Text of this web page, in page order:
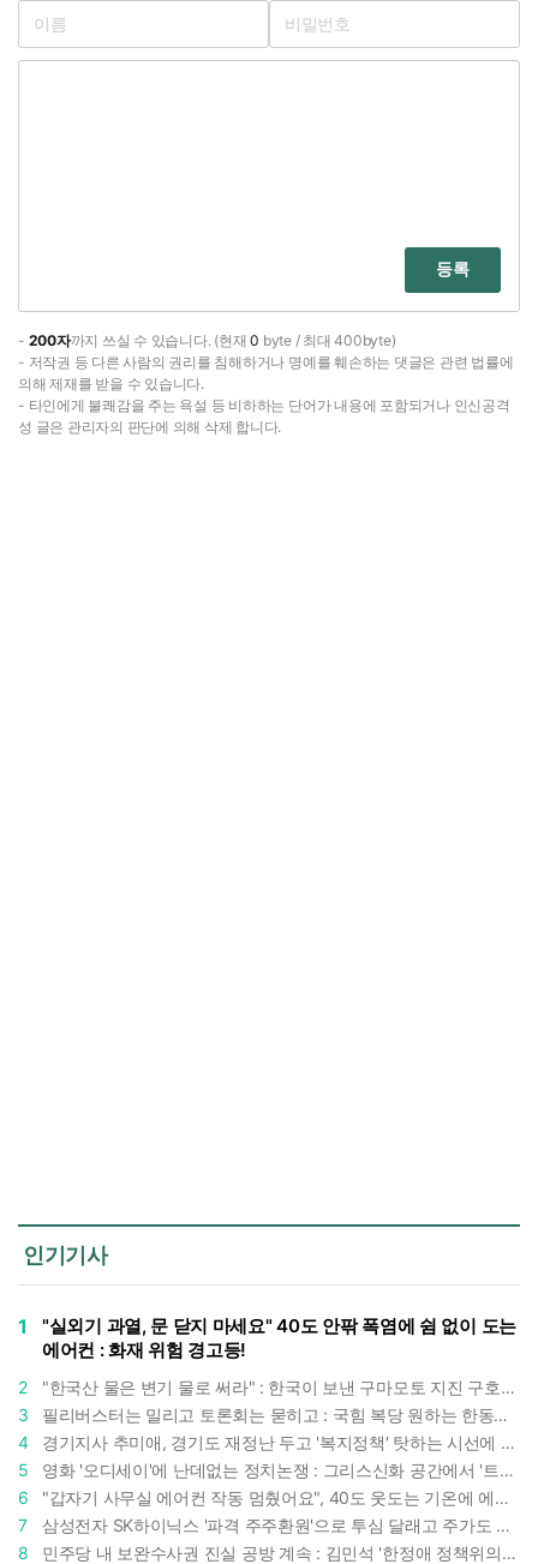
등록
- 200자까지 쓰실 수 있습니다. (현재0 byte / 최대 400byte)
- 저작권 등 다른 사람의 권리를 침해하거나 명예를 훼손하는 댓글은 관련 법률에
의해 제재를 받을 수 있습니다.
- 타인에게 불쾌감을 주는 욕설 등 비하하는 단어가 내용에 포함되거나 인신공격
성 글은 관리자의 판단에 의해 삭제 합니다.
인기기사
1
"실외기 과열, 문 닫지 마세요" 40도 안팎 폭염에 쉼 없이 도는
에어컨 : 화재 위험 경고등!
2
"한국산 물은 변기 물로 써라" : 한국이 보낸 구마모토 지진 구호품에 한 일본인의 '어처구니 없는' 반응
3
필리버스터는 밀리고 토론회는 묻히고 : 국힘 복당 원하는 한동훈, '검사 정치'의 한계만 드러내나
4
경기지사 추미애, 경기도 재정난 두고 '복지정책' 탓하는 시선에 정면 반박 : "고령자와 아이 인구 급증"
5
영화 '오디세이'에 난데없는 정치논쟁 : 그리스신화 공간에서 '트럼프 전쟁의 참혹함'이 보인다
6
"갑자기 사무실 에어컨 작동 멈췄어요", 40도 웃도는 기온에 에어컨도 숨이 찬다
7
삼성전자 SK하이닉스 '파격 주주환원'으로 투심 달래고 주가도 받칠까, 100조 넘는 추가 배당 재원에 쏠리는 눈
8
민주당 내 보완수사권 진실 공방 계속 : 김민석 '한정애 정책위의장' 발언 근거로 내세우자 사무총장 지낸 조승래 반박